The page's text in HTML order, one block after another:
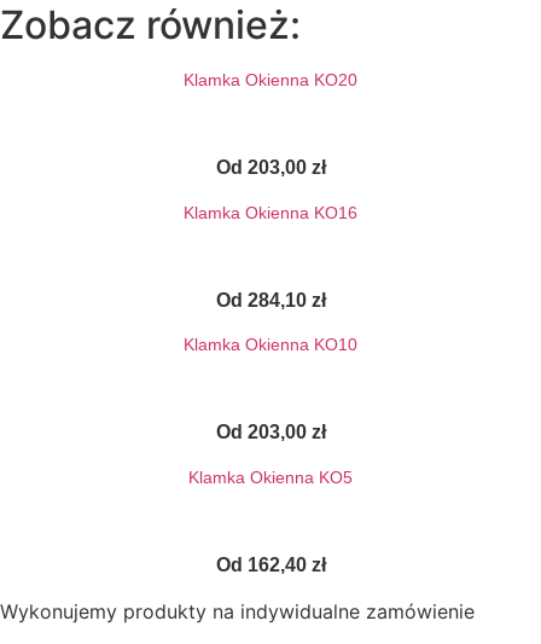
Zobacz również:
Klamka Okienna KO20
Od 203,00 zł
Klamka Okienna KO16
Od 284,10 zł
Klamka Okienna KO10
Od 203,00 zł
Klamka Okienna KO5
Od 162,40 zł
Wykonujemy produkty na indywidualne zamówienie